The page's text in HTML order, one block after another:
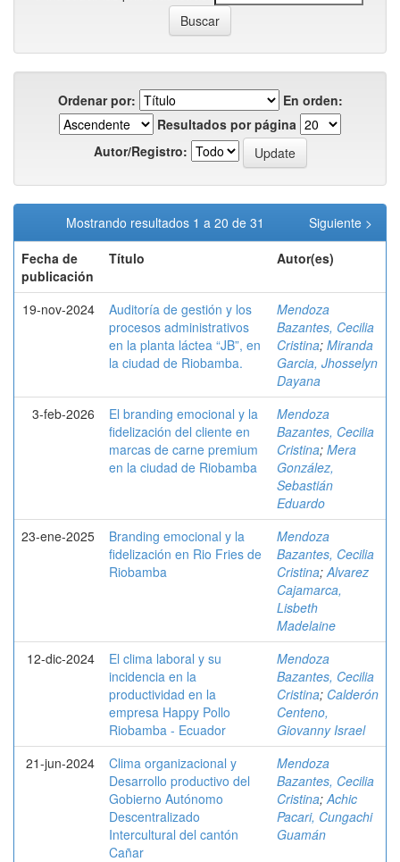
Ordenar por:
En orden:
Resultados por página
Autor/Registro:
Mostrando resultados 1 a 20 de 31
Siguiente >
Fecha de
publicación
Título Autor(es)
19-nov-2024
Auditoría de gestión y los
procesos administrativos
en la planta láctea “JB”, en
la ciudad de Riobamba.
Mendoza
Bazantes, Cecilia
Cristina; Miranda
Garcia, Jhosselyn
Dayana
3-feb-2026
El branding emocional y la
fidelización del cliente en
marcas de carne premium
en la ciudad de Riobamba
Mendoza
Bazantes, Cecilia
Cristina; Mera
González,
Sebastián
Eduardo
23-ene-2025
Branding emocional y la
fidelización en Rio Fries de
Riobamba
Mendoza
Bazantes, Cecilia
Cristina;Alvarez
Cajamarca,
Lisbeth
Madelaine
12-dic-2024
El clima laboral y su
incidencia en la
productividad en la
empresa Happy Pollo
Riobamba - Ecuador
Mendoza
Bazantes, Cecilia
Cristina; Calderón
Centeno,
Giovanny Israel
21-jun-2024
Clima organizacional y
Desarrollo productivo del
Gobierno Autónomo
Descentralizado
Intercultural del cantón
Cañar
Mendoza
Bazantes, Cecilia
Cristina;Achic
Pacari, Cungachi
Guamán